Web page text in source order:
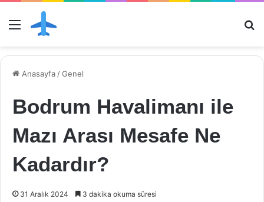
Menü
Anasayfa /Genel
Bodrum Havalimanı ile
Mazı Arası Mesafe Ne
Kadardır?
31 Aralık 2024 3 dakika okuma süresi